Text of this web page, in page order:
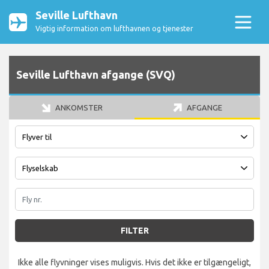
Seville Lufthavn
Vigtig information om lufthavnen og tjenester
Seville Lufthavn afgange (SVQ)
ANKOMSTER AFGANGE
FILTER
Ikke alle flyvninger vises muligvis. Hvis det ikke er tilgængeligt,